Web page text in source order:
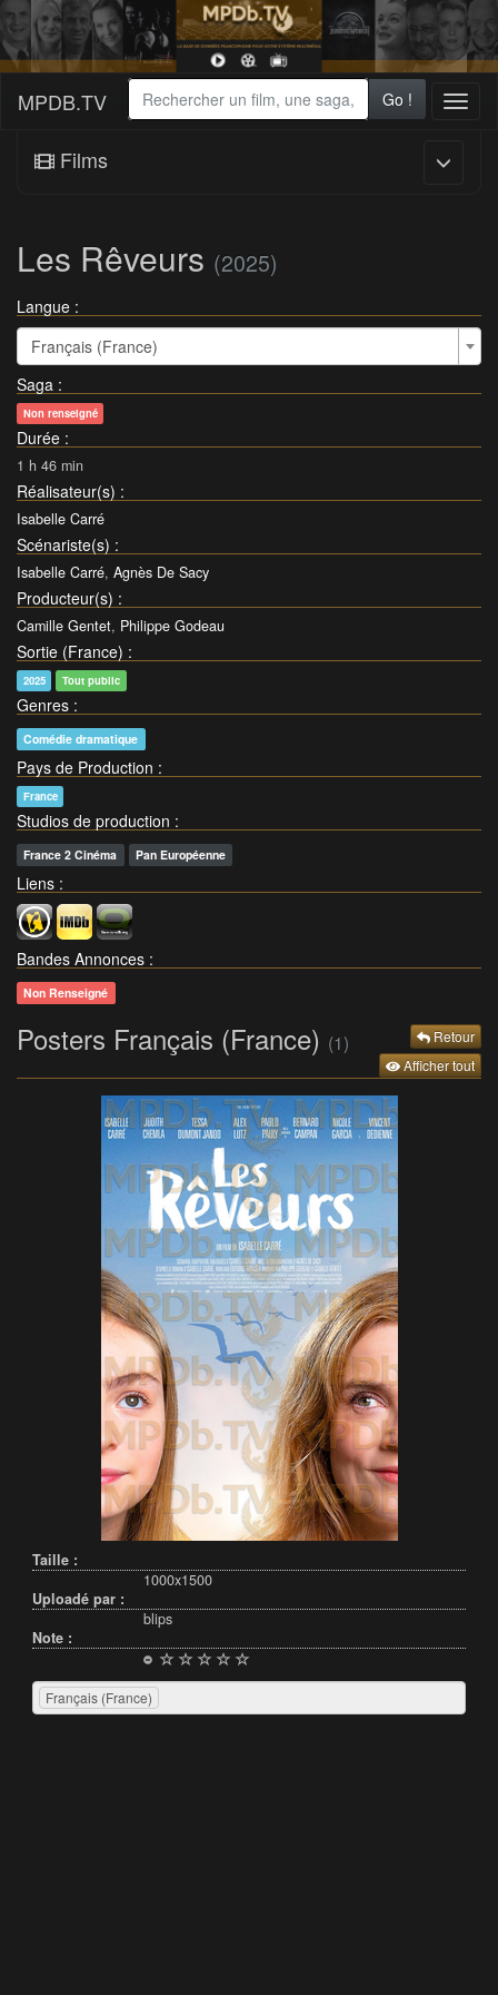
MPDB.TV Go !
Films
Les Rêveurs (2025)
Langue :
Français (France)
Saga :
Non renseigné
Durée :
1 h 46 min
Réalisateur(s) :
Isabelle Carré
Scénariste(s) :
Isabelle Carré, Agnès De Sacy
Producteur(s) :
Camille Gentet, Philippe Godeau
Sortie (France) :
2025 Tout public
Genres :
Comédie dramatique
Pays de Production :
France
Studios de production :
France 2 Cinéma Pan Européenne
Liens :
Bandes Annonces :
Non Renseigné
Posters Français (France) (1)
Retour
Afficher tout
Taille :
1000x1500
Uploadé par :
blips
Note :
Français (France)